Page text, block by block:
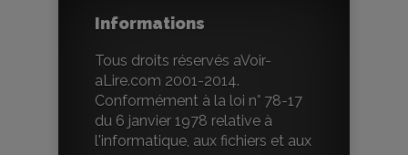
Informations
Tous droits réservés aVoir-
aLire.com 2001-2014.
Conformément à la loi n° 78-17
du 6 janvier 1978 relative à
l'informatique, aux fichiers et aux